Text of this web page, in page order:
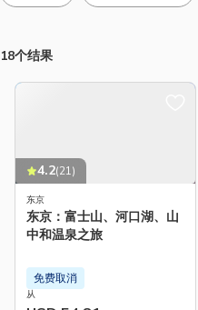
18个结果
4.2(21)
东京
东京：富士山、河口湖、山
中和温泉之旅
从
免费取消